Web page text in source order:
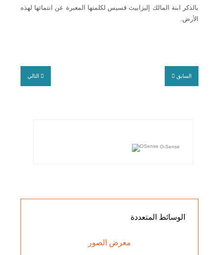
بالذكر ابنة المالك إليزابيث قسيس لكلمتها المعبرة عن انتمائها لهذه
الأرض.
السابق التالي
O-Sense
الوسائط المتعددة
معرض الصور